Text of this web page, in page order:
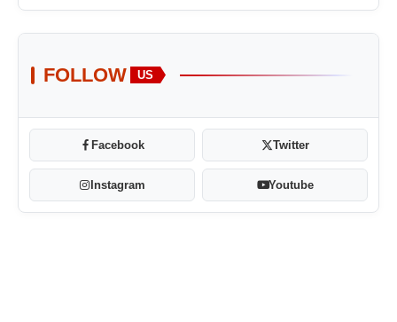
FOLLOW US
Facebook Twitter
Instagram Youtube